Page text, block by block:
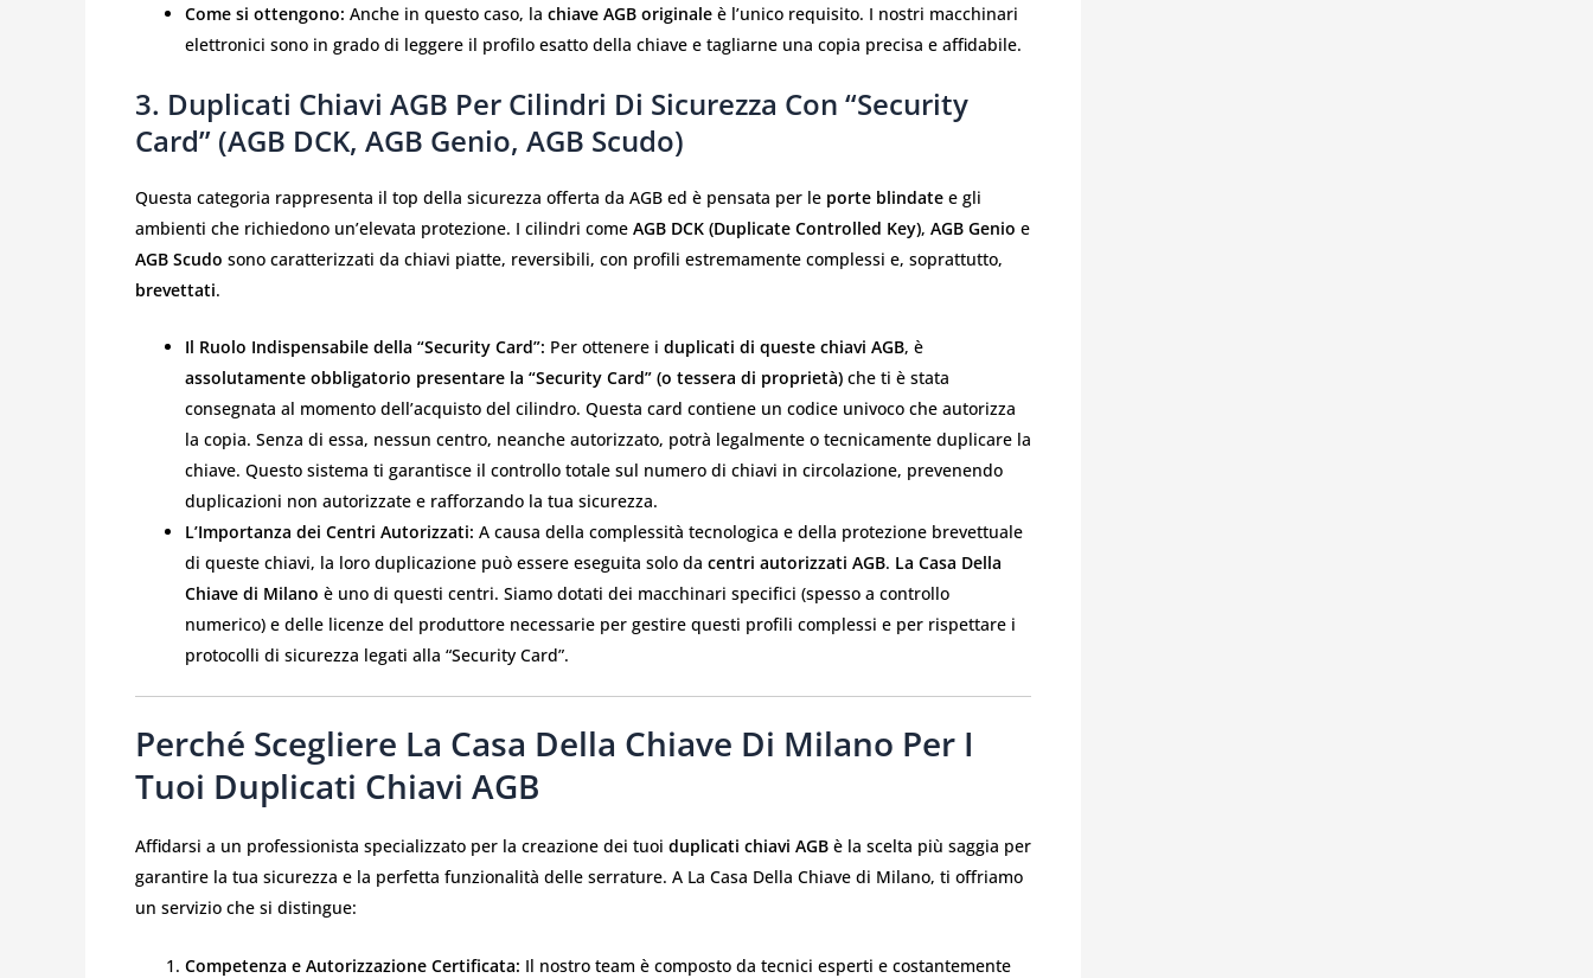
Come si ottengono: Anche in questo caso, la chiave AGB originale è l’unico requisito. I nostri macchinari
elettronici sono in grado di leggere il profilo esatto della chiave e tagliarne una copia precisa e affidabile.
3. Duplicati Chiavi AGB Per Cilindri Di Sicurezza Con “Security
Card” (AGB DCK, AGB Genio, AGB Scudo)
Questa categoria rappresenta il top della sicurezza offerta da AGB ed è pensata per le porte blindate e gli
ambienti che richiedono un’elevata protezione. I cilindri come AGB DCK (Duplicate Controlled Key), AGB Genio e
AGB Scudo sono caratterizzati da chiavi piatte, reversibili, con profili estremamente complessi e, soprattutto,
brevettati.
Il Ruolo Indispensabile della “Security Card”: Per ottenere i duplicati di queste chiavi AGB, è
assolutamente obbligatorio presentare la “Security Card” (o tessera di proprietà) che ti è stata
consegnata al momento dell’acquisto del cilindro. Questa card contiene un codice univoco che autorizza
la copia. Senza di essa, nessun centro, neanche autorizzato, potrà legalmente o tecnicamente duplicare la
chiave. Questo sistema ti garantisce il controllo totale sul numero di chiavi in circolazione, prevenendo
duplicazioni non autorizzate e rafforzando la tua sicurezza.
L’Importanza dei Centri Autorizzati: A causa della complessità tecnologica e della protezione brevettuale
di queste chiavi, la loro duplicazione può essere eseguita solo da centri autorizzati AGB. La Casa Della
Chiave di Milano è uno di questi centri. Siamo dotati dei macchinari specifici (spesso a controllo
numerico) e delle licenze del produttore necessarie per gestire questi profili complessi e per rispettare i
protocolli di sicurezza legati alla “Security Card”.
Perché Scegliere La Casa Della Chiave Di Milano Per I
Tuoi Duplicati Chiavi AGB
Affidarsi a un professionista specializzato per la creazione dei tuoi duplicati chiavi AGB è la scelta più saggia per
garantire la tua sicurezza e la perfetta funzionalità delle serrature. A La Casa Della Chiave di Milano, ti offriamo
un servizio che si distingue:
Competenza e Autorizzazione Certificata: Il nostro team è composto da tecnici esperti e costantemente